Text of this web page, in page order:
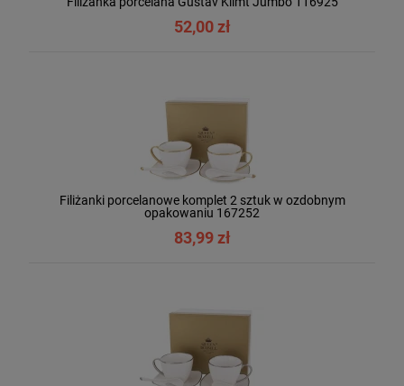
52,00 zł
Filiżanki porcelanowe komplet 2 sztuk w ozdobnym
opakowaniu 167252
83,99 zł